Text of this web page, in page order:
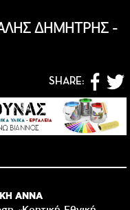
ΔΗΜΗΤΡΗΣ -
SHARE:
ΑΝΝΑ